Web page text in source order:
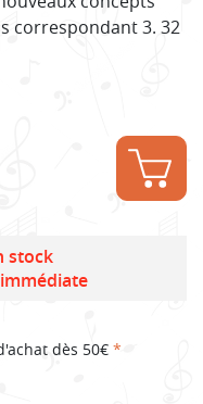
correspondant 3. 32
stock
dès 50€ *